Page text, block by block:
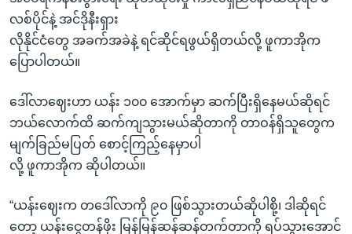
လစ်ပိုင်နဲ့ အင်ဒိုနီးရှား
လိုနိုင်ငံတွေ အခက်အခဲနဲ့ ရင်ဆိုင်ရဖွယ်ရှိတယ်လို့ ဖူကာအိုက
ပြောပါတယ်။
ဒေါ်လာဈေးဟာ ယန်း ၁၀၀ အောက်မှာ ဆက်ပြီးရှိနေမယ်ဆိုရင်
ဘယ်လောက်ထိ ဆက်ကျသွားမယ်ဆိုတာကို တာဝန်ရှိသူတွေက
မျက်ခြည်မပြတ် စောင့်ကြည့်နေမှာပါ
လို့ ဖူကာအိုက ဆိုပါတယ်။
“ယန်းဈေးက တဒေါ်လာကို ၉၀ ဖြစ်သွားတယ်ဆိုပါစို့၊ ဒါဆိုရင်
တော့ ယန်းငွေတန်ဖိုး မြန်မြန်ဆန်ဆန်တက်တာကို ရပ်သွားအောင်